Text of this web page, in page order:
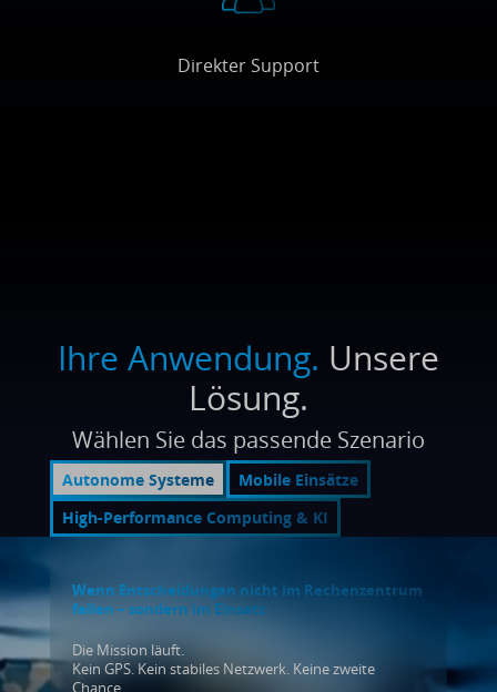
Direkter Support
Ihre Anwendung. Unsere
Lösung.
Wählen Sie das passende Szenario
Autonome Systeme
Mobile Einsätze
High-Performance Computing & KI
Wenn Entscheidungen nicht im Rechenzentrum
fallen – sondern im Einsatz
Die Mission läuft.
Kein GPS. Kein stabiles Netzwerk. Keine zweite
Chance.